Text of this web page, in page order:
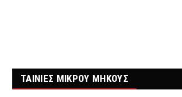
ΤΑΙΝΙΕΣ ΜΙΚΡΟΥ ΜΗΚΟΥΣ